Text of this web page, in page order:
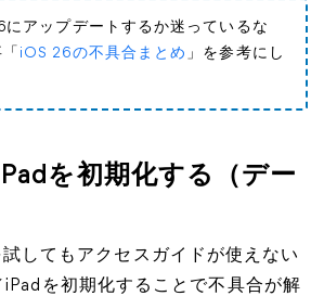
にアップデートするか迷っているな
iOS 26の不具合まとめ 」を参考にし
を初期化する（デー
してもアクセスガイドが使えない
を初期化することで不具合が解